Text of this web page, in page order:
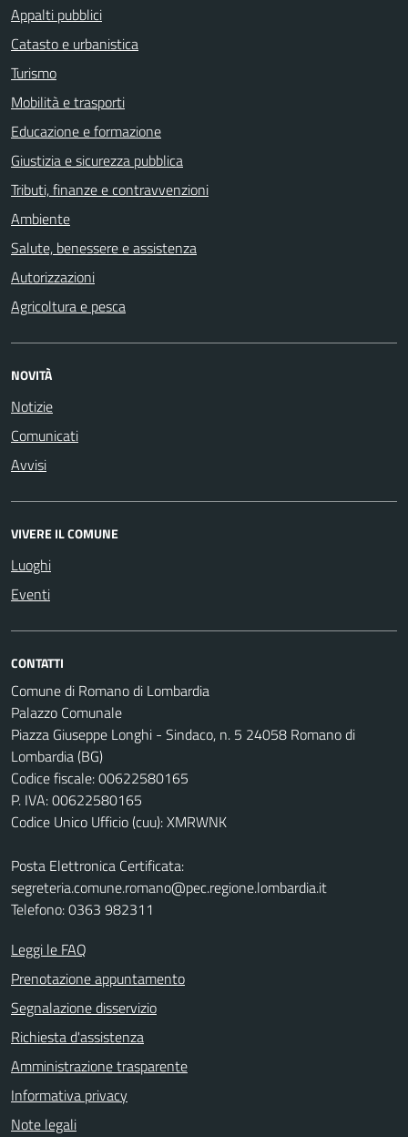
Appalti pubblici
Catasto e urbanistica
Turismo
Mobilità e trasporti
Educazione e formazione
Giustizia e sicurezza pubblica
Tributi, finanze e contravvenzioni
Ambiente
Salute, benessere e assistenza
Autorizzazioni
Agricoltura e pesca
NOVITÀ
Notizie
Comunicati
Avvisi
VIVERE IL COMUNE
Luoghi
Eventi
CONTATTI
Comune di Romano di Lombardia
Palazzo Comunale
Piazza Giuseppe Longhi - Sindaco, n. 5 24058 Romano di
Lombardia (BG)
Codice fiscale: 00622580165
P. IVA: 00622580165
Codice Unico Ufficio (cuu): XMRWNK
Posta Elettronica Certificata:
segreteria.comune.romano@pec.regione.lombardia.it
Telefono: 0363 982311
Leggi le FAQ
Prenotazione appuntamento
Segnalazione disservizio
Richiesta d'assistenza
Amministrazione trasparente
Informativa privacy
Note legali